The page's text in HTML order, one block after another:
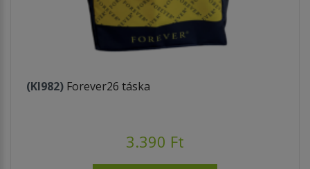
(KI982) Forever26 táska
3.390 Ft